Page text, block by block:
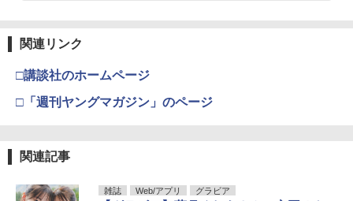
関連リンク
□講談社のホームページ
□「週刊ヤングマガジン」のページ
関連記事
雑誌 Web/アプリ グラビア